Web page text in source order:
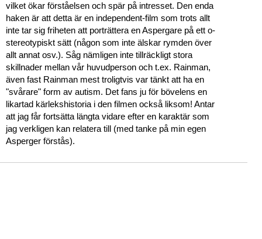
vilket ökar förståelsen och spär på intresset. Den enda
haken är att detta är en independent-film som trots allt
inte tar sig friheten att porträttera en Aspergare på ett o-
stereotypiskt sätt (någon som inte älskar rymden över
allt annat osv.). Såg nämligen inte tillräckligt stora
skillnader mellan vår huvudperson och t.ex. Rainman,
även fast Rainman mest troligtvis var tänkt att ha en
"svårare" form av autism. Det fans ju för bövelens en
likartad kärlekshistoria i den filmen också liksom! Antar
att jag får fortsätta längta vidare efter en karaktär som
jag verkligen kan relatera till (med tanke på min egen
Asperger förstås).